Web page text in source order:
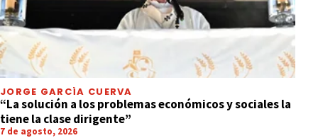
JORGE GARCÍA CUERVA
“La solución a los problemas económicos y sociales la
tiene la clase dirigente”
7 de agosto, 2026